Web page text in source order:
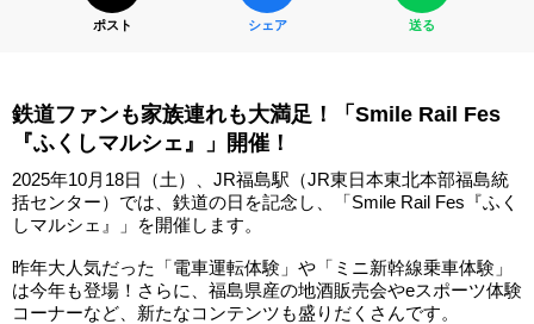
ポスト シェア 送る
鉄道ファンも家族連れも大満足！「Smile Rail Fes
『ふくしマルシェ』」開催！
2025年10月18日（土）、JR福島駅（JR東日本東北本部福島統
括センター）では、鉄道の日を記念し、「Smile Rail Fes『ふく
しマルシェ』」を開催します。
昨年大人気だった「電車運転体験」や「ミニ新幹線乗車体験」
は今年も登場！さらに、福島県産の地酒販売会やeスポーツ体験
コーナーなど、新たなコンテンツも盛りだくさんです。